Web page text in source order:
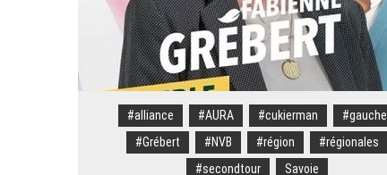
#alliance #AURA #cukierman
#gauche
#Grébert
#NVB #région
#régionales
#secondtour
Savoie